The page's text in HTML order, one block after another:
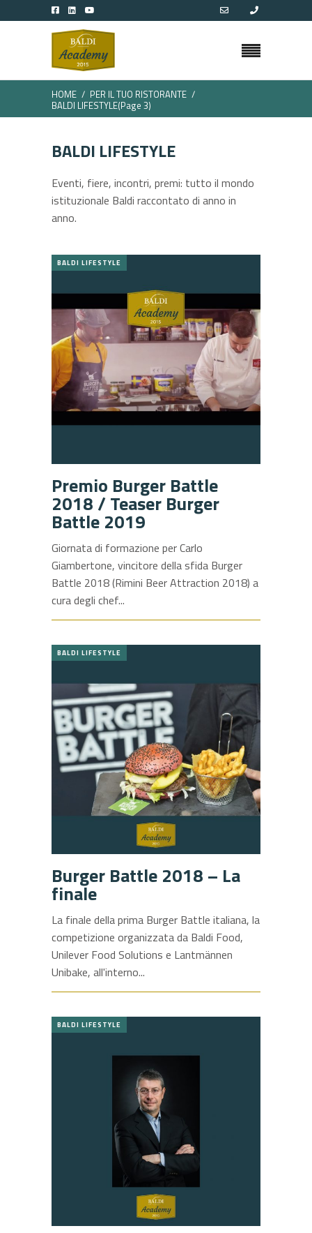
HOME
PER IL TUO RISTORANTE
BALDI LIFESTYLE(Page 3)
BALDI LIFESTYLE
Eventi, fiere, incontri, premi: tutto il mondo
istituzionale Baldi raccontato di anno in
anno.
BALDI LIFESTYLE
Premio Burger Battle
2018 / Teaser Burger
Battle 2019
Giornata di formazione per Carlo
Giambertone, vincitore della sfida Burger
Battle 2018 (Rimini Beer Attraction 2018) a
cura degli chef
BALDI LIFESTYLE
Burger Battle 2018 – La
finale
La finale della prima Burger Battle italiana, la
competizione organizzata da Baldi Food,
Unilever Food Solutions e Lantmännen
Unibake, all'interno
BALDI LIFESTYLE